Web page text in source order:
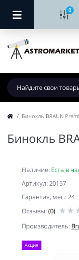
0
Бинокль BRAUN
Бинокль
Наличие: Есть в
Артикул: 20157
Гарантия, мес.: 24
Отзывы:(0)
Производитель:
Акция